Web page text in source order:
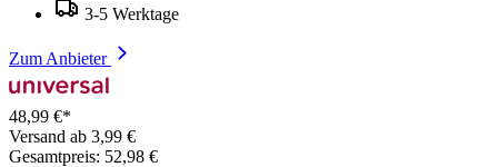
3-5 Werktage
Zum Anbieter
48,99 €*
Versand ab 3,99 €
Gesamtpreis: 52,98 €